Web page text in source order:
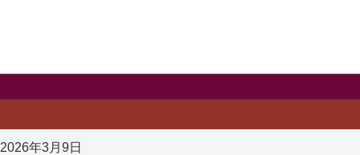
2026年3月9日